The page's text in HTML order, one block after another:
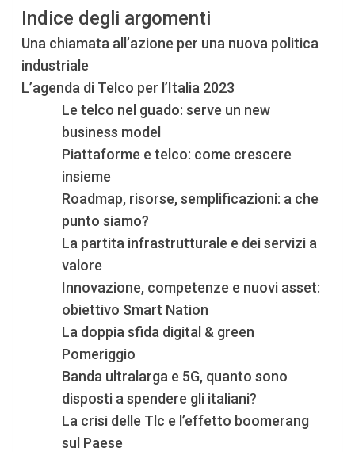
Indice degli argomenti
Una chiamata all’azione per una nuova politica
industriale
L’agenda di Telco per l’Italia 2023
Le telco nel guado: serve un new
business model
Piattaforme e telco: come crescere
insieme
Roadmap, risorse, semplificazioni: a che
punto siamo?
La partita infrastrutturale e dei servizi a
valore
Innovazione, competenze e nuovi asset:
obiettivo Smart Nation
La doppia sfida digital & green
Pomeriggio
Banda ultralarga e 5G, quanto sono
disposti a spendere gli italiani?
La crisi delle Tlc e l’effetto boomerang
sul Paese